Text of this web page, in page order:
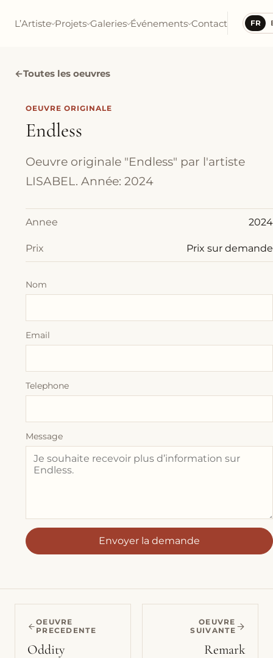
L’Artiste Projets Galeries Événements Contact FR
←Toutes les oeuvres
OEUVRE ORIGINALE
Endless
Oeuvre originale "Endless" par l'artiste
LISABEL. Année: 2024
Annee 2024
Prix Prix sur demande
Nom
Email
Telephone
Message
Envoyer la demande
OEUVRE
PRECEDENTE
Oddity
OEUVRE
SUIVANTE
Remark